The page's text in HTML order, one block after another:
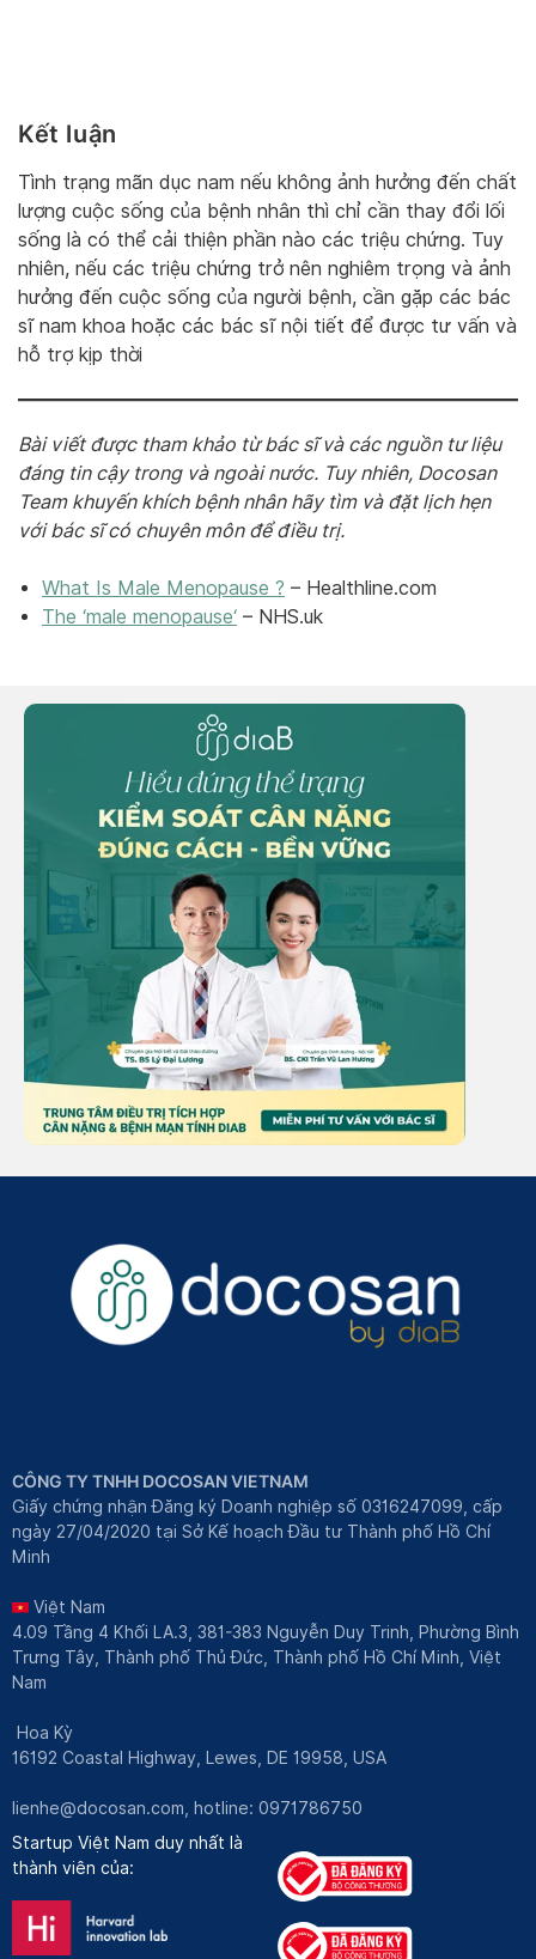
Kết luận
Tình trạng mãn dục nam nếu không ảnh hưởng đến chất
lượng cuộc sống của bệnh nhân thì chỉ cần thay đổi lối
sống là có thể cải thiện phần nào các triệu chứng. Tuy
nhiên, nếu các triệu chứng trở nên nghiêm trọng và ảnh
hưởng đến cuộc sống của người bệnh, cần gặp các bác
sĩ nam khoa hoặc các bác sĩ nội tiết để được tư vấn và
hỗ trợ kịp thời
Bài viết được tham khảo từ bác sĩ và các nguồn tư liệu
đáng tin cậy trong và ngoài nước. Tuy nhiên, Docosan
Team khuyến khích bệnh nhân hãy tìm và đặt lịch hẹn
với bác sĩ có chuyên môn để điều trị.
What Is Male Menopause ? – Healthline.com
The ‘male menopause‘ – NHS.uk
CÔNG TY TNHH DOCOSAN VIETNAM
Giấy chứng nhận Đăng ký Doanh nghiệp số 0316247099, cấp
ngày 27/04/2020 tại Sở Kế hoạch Đầu tư Thành phố Hồ Chí
Minh
Việt Nam
4.09 Tầng 4 Khối LA.3, 381-383 Nguyễn Duy Trinh, Phường Bình
Trưng Tây, Thành phố Thủ Đức, Thành phố Hồ Chí Minh, Việt
Nam
Hoa Kỳ
16192 Coastal Highway, Lewes, DE 19958, USA
lienhe@docosan.com, hotline: 0971786750
Startup Việt Nam duy nhất là
thành viên của: